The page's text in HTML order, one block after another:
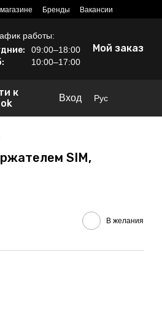
Бренды Вакансии
работы:
09:00–18:00
10:00–17:00
Мой заказ
к
Вход Рус
SIM,
В желания